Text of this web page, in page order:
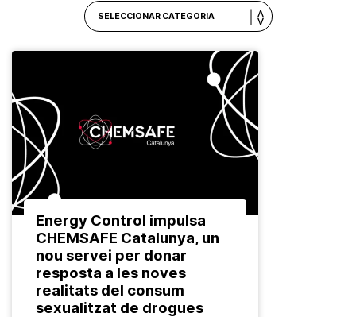
Energy Control impulsa
CHEMSAFE Catalunya, un
nou servei per donar
resposta a les noves
realitats del consum
sexualitzat de drogues